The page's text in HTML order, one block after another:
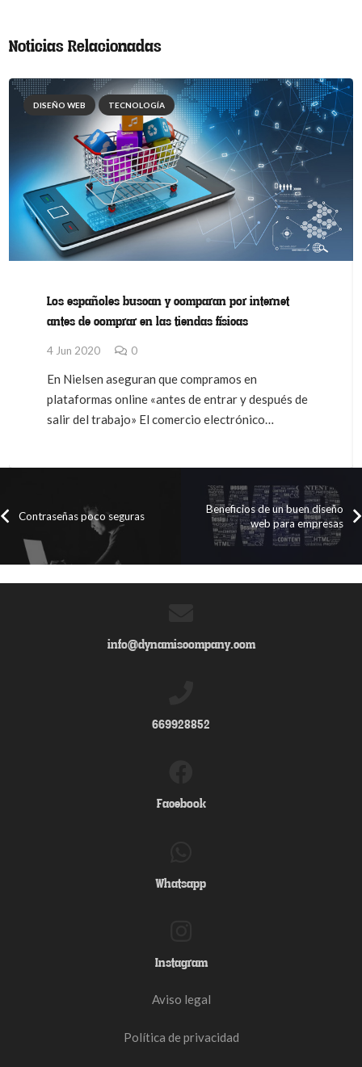
Noticias Relacionadas
DISEÑO WEB TECNOLOGÍA
Los españoles buscan y comparan por internet
antes de comprar en las tiendas físicas
4 Jun 2020 0
En Nielsen aseguran que compramos en
plataformas online «antes de entrar y después de
salir del trabajo» El comercio electrónico…
Contraseñas poco seguras
Beneficios de un buen diseño
web para empresas
info@dynamiscompany.com
669928852
Facebook
Whatsapp
Instagram
Aviso legal
Política de privacidad